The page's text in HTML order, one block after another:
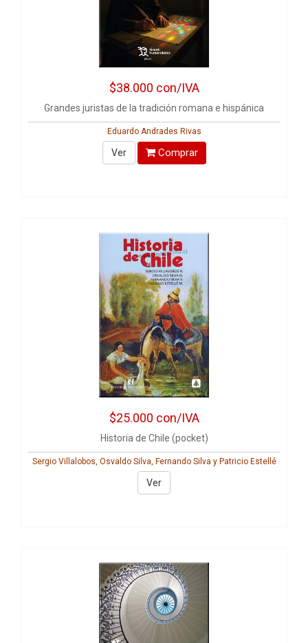
$38.000 con/IVA
Grandes juristas de la tradición romana e hispánica
Eduardo Andrades Rivas
Ver Comprar
$25.000 con/IVA
Historia de Chile (pocket)
Sergio Villalobos, Osvaldo Silva, Fernando Silva y Patricio Estellé
Ver